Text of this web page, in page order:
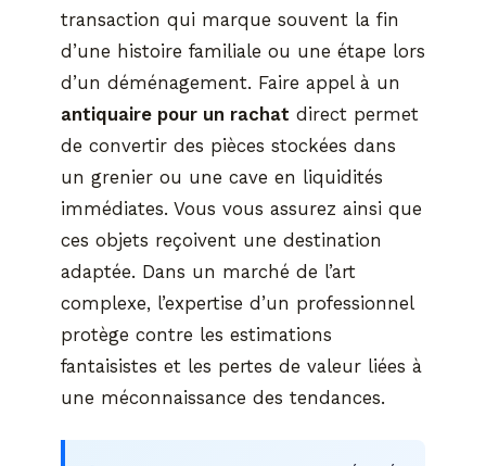
transaction qui marque souvent la fin
d’une histoire familiale ou une étape lors
d’un déménagement. Faire appel à un
antiquaire pour un rachat direct permet
de convertir des pièces stockées dans
un grenier ou une cave en liquidités
immédiates. Vous vous assurez ainsi que
ces objets reçoivent une destination
adaptée. Dans un marché de l’art
complexe, l’expertise d’un professionnel
protège contre les estimations
fantaisistes et les pertes de valeur liées à
une méconnaissance des tendances.